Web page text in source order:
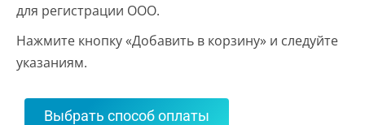
для регистрации ООО.
Нажмите кнопку «Добавить в корзину» и следуйте
указаниям.
Выбрать способ оплаты